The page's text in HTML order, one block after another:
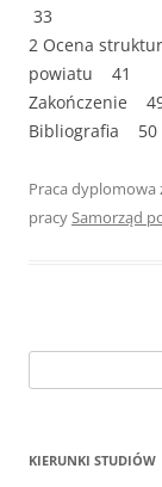
33
2 Ocena
powiatu 41
Zakończenie
Bibliografia 50
Praca dyplomowa
pracySamorząd
z
KIERUNKI STUDIÓW